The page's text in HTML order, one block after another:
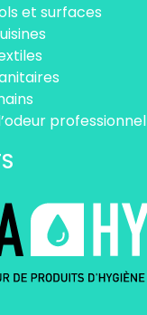
et surfaces
professionnel